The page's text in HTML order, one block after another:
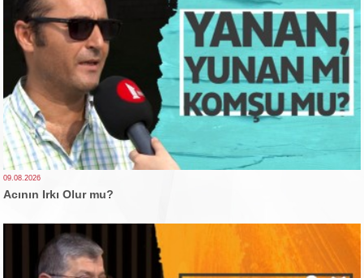
09.08.2026
Acının Irkı Olur mu?